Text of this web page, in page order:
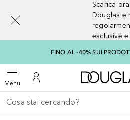
Scarica
Douglas e
esclusive
FINO AL -40% SUI
MenuApri menuAl Mio Account
Torna indietro
Esegui ricerca
[navigation.slideout.screenreader]